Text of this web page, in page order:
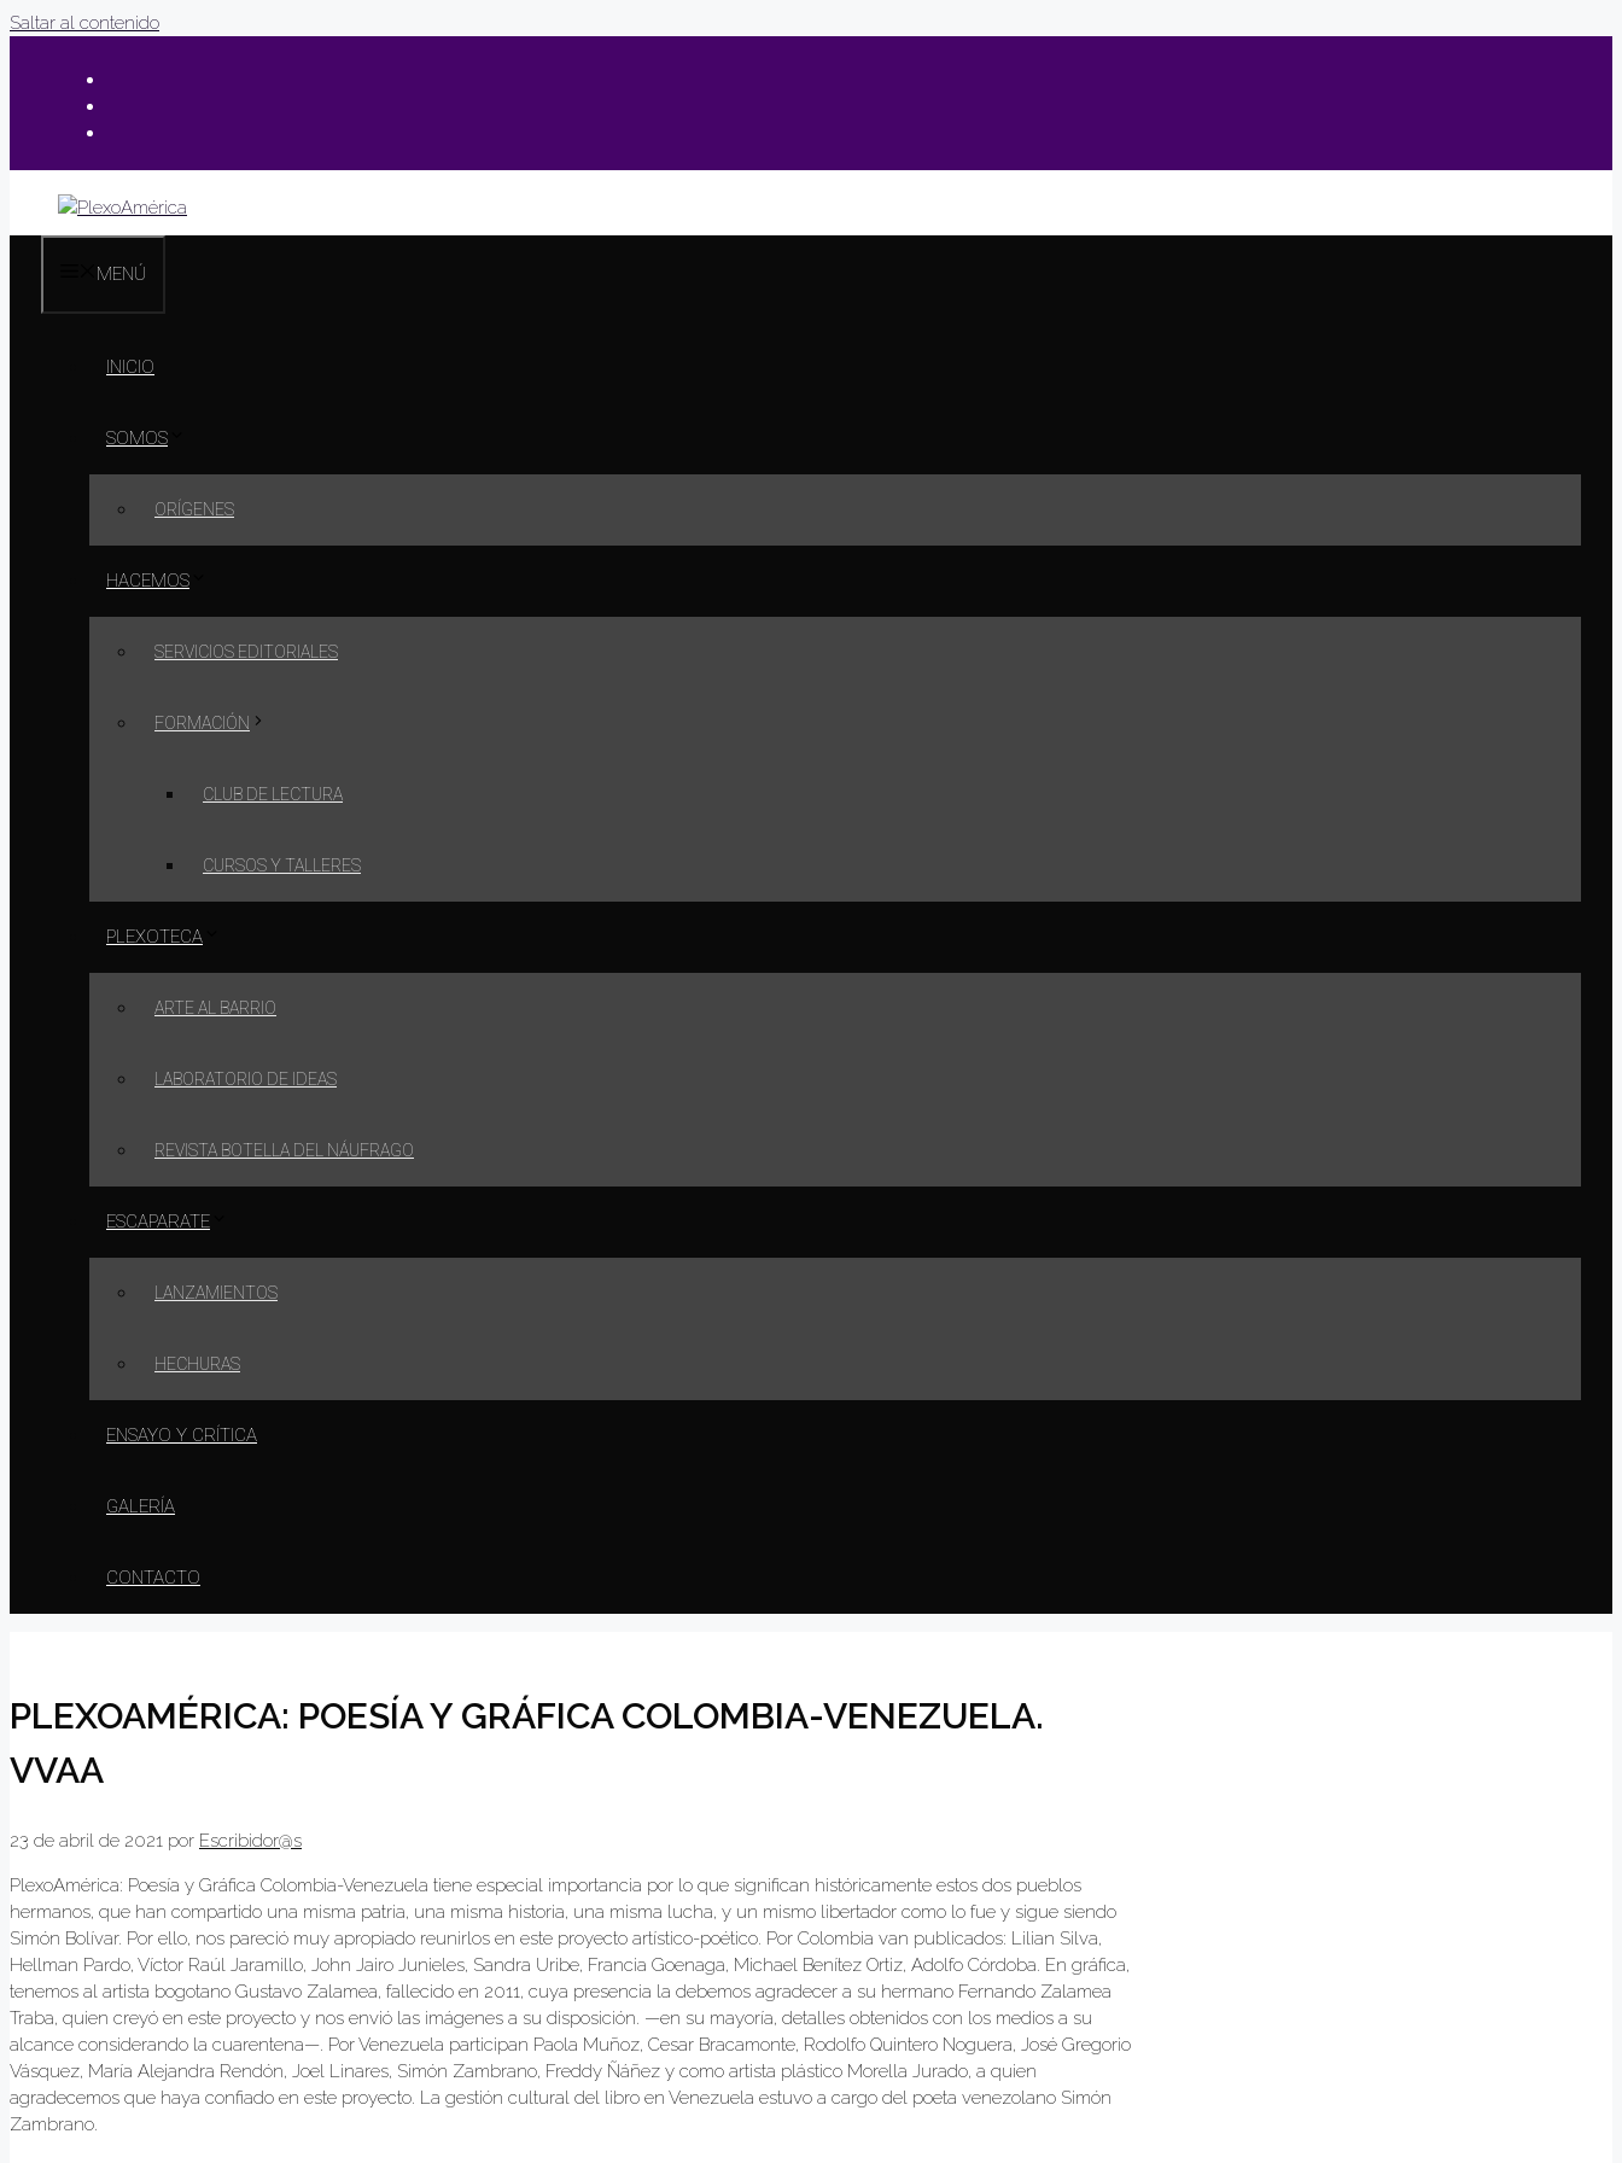
Saltar al contenido
MENÚ
INICIO
SOMOS
ORÍGENES
HACEMOS
SERVICIOS EDITORIALES
FORMACIÓN
CLUB DE LECTURA
CURSOS Y TALLERES
PLEXOTECA
ARTE AL BARRIO
LABORATORIO DE IDEAS
REVISTA BOTELLA DEL NÁUFRAGO
ESCAPARATE
LANZAMIENTOS
HECHURAS
ENSAYO Y CRÍTICA
GALERÍA
CONTACTO
PLEXOAMÉRICA: POESÍA Y GRÁFICA COLOMBIA-VENEZUELA.
VVAA
23 de abril de 2021 por Escribidor@s
PlexoAmérica: Poesía y Gráfica Colombia-Venezuela tiene especial importancia por lo que significan históricamente estos dos pueblos
hermanos, que han compartido una misma patria, una misma historia, una misma lucha, y un mismo libertador como lo fue y sigue siendo
Simón Bolívar. Por ello, nos pareció muy apropiado reunirlos en este proyecto artístico-poético. Por Colombia van publicados: Lilian Silva,
Hellman Pardo, Víctor Raúl Jaramillo, John Jairo Junieles, Sandra Uribe, Francia Goenaga, Michael Benítez Ortiz, Adolfo Córdoba. En gráfica,
tenemos al artista bogotano Gustavo Zalamea, fallecido en 2011, cuya presencia la debemos agradecer a su hermano Fernando Zalamea
Traba, quien creyó en este proyecto y nos envió las imágenes a su disposición. —en su mayoría, detalles obtenidos con los medios a su
alcance considerando la cuarentena—. Por Venezuela participan Paola Muñoz, Cesar Bracamonte, Rodolfo Quintero Noguera, José Gregorio
Vásquez, María Alejandra Rendón, Joel Linares, Simón Zambrano, Freddy Ñáñez y como artista plástico Morella Jurado, a quien
agradecemos que haya confiado en este proyecto. La gestión cultural del libro en Venezuela estuvo a cargo del poeta venezolano Simón
Zambrano.